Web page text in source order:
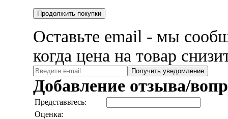
Продолжить покупки
Оставьте email - мы
когда цена на товар
Получить уведомление
Добавление отзыва/
Представьтесь:
Оценка: